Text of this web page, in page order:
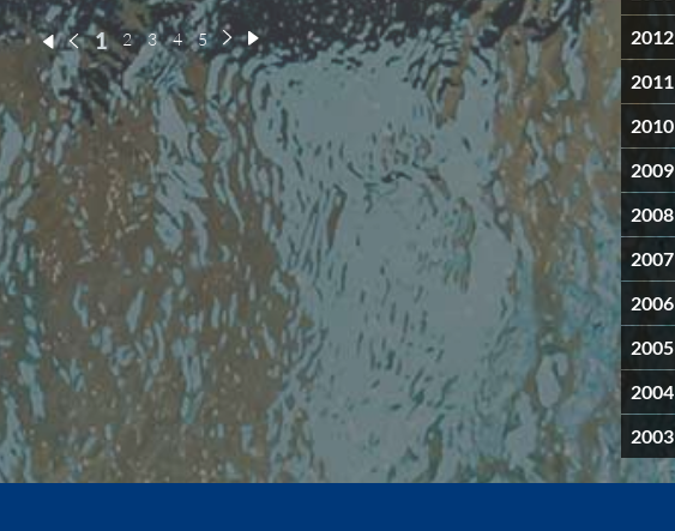
1 2 3 4 5
2012
2011
2010
2009
2008
2007
2006
2005
2004
2003